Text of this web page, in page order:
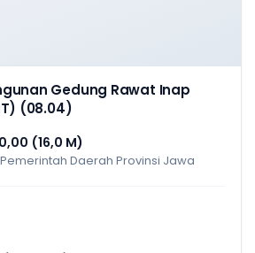
Gedung Rawat Inap
(08.04)
(16,0 M)
Pemerintah Daerah Provinsi Jawa